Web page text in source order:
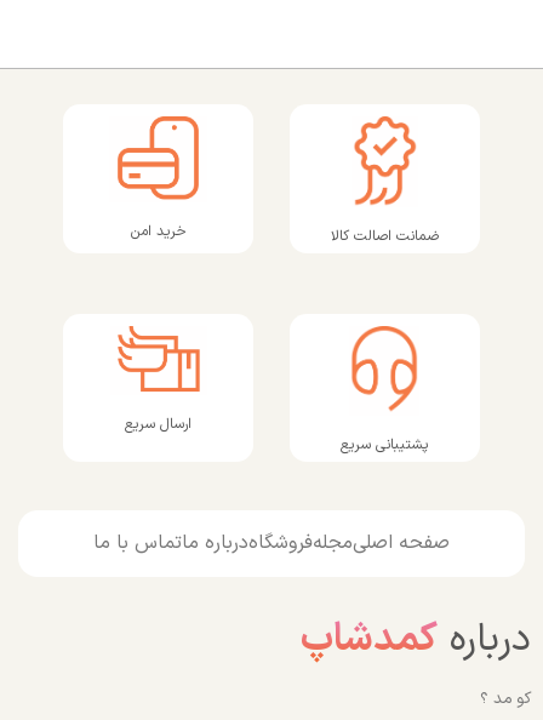
ضمانت اصالت کالا خرید امن
پشتیبانی سریع
ارسال سریع
صفحه اصلیمجلهفروشگاهدرباره ماتماس با ما
درباره کمدشاپ
کو مد ؟